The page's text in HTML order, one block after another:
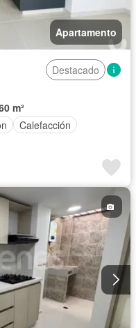
Apartamento
Destacado
m²
Calefacción